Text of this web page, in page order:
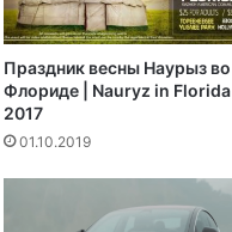
и
щ
а
е
Праздник весны Наурыз во
Флориде | Nauryz in Florida
2017
01.10.2019